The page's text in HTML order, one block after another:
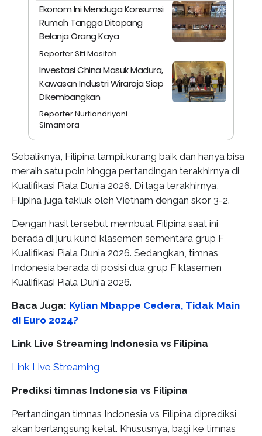
Ekonom Ini Menduga Konsumsi
Rumah Tangga Ditopang
Belanja Orang Kaya
Reporter Siti Masitoh
Investasi China Masuk Madura,
Kawasan Industri Wiraraja Siap
Dikembangkan
Reporter Nurtiandriyani
Simamora
Sebaliknya, Filipina tampil kurang baik dan hanya bisa
meraih satu poin hingga pertandingan terakhirnya di
Kualifikasi Piala Dunia 2026. Di laga terakhirnya,
Filipina juga takluk oleh Vietnam dengan skor 3-2.
Dengan hasil tersebut membuat Filipina saat ini
berada di juru kunci klasemen sementara grup F
Kualifikasi Piala Dunia 2026. Sedangkan, timnas
Indonesia berada di posisi dua grup F klasemen
Kualifikasi Piala Dunia 2026.
Baca Juga: Kylian Mbappe Cedera, Tidak Main
di Euro 2024?
Link Live Streaming Indonesia vs Filipina
Link Live Streaming
Prediksi timnas Indonesia vs Filipina
Pertandingan timnas Indonesia vs Filipina diprediksi
akan berlangsung ketat. Khususnya, bagi ke timnas